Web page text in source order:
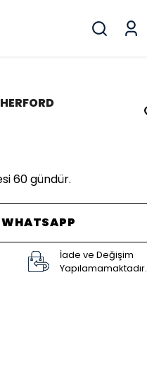
60 gündür.
WHATSAPP
İade ve Değişim
Yapılamamaktadır.